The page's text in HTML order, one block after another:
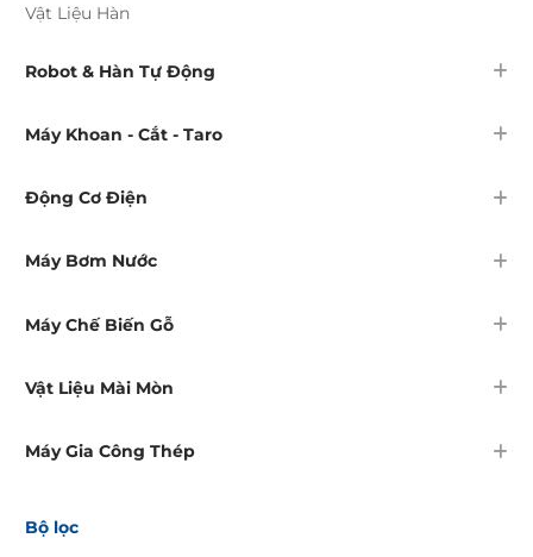
Vật Liệu Hàn
Robot & Hàn Tự Động
Máy Khoan - Cắt - Taro
Động Cơ Điện
Máy Bơm Nước
Máy Chế Biến Gỗ
Vật Liệu Mài Mòn
Máy Gia Công Thép
Bộ lọc